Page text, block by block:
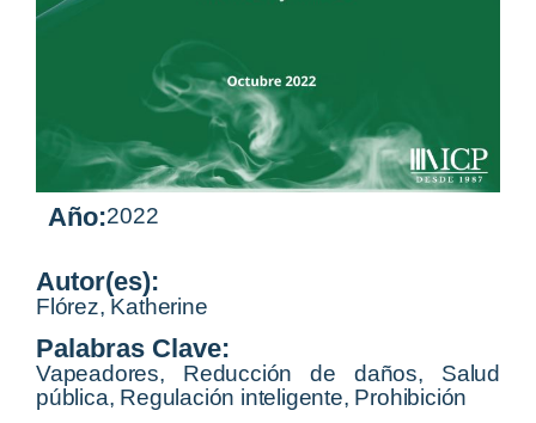
Año:2022
Autor(es):
Flórez, Katherine
Palabras Clave:
Vapeadores, Reducción de daños, Salud
pública, Regulación inteligente, Prohibición